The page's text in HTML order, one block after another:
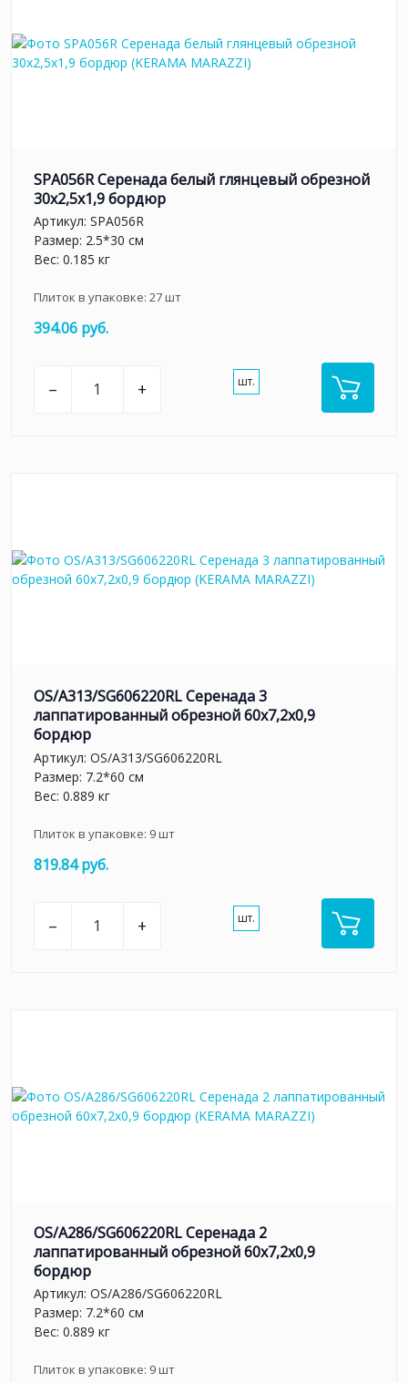
SPA056R Серенада белый глянцевый обрезной
30x2,5x1,9 бордюр
Артикул: SPA056R
Размер: 2.5*30 см
Вес: 0.185 кг
Плиток в упаковке: 27шт
394.06 руб.
– + шт.
OS/A313/SG606220RL Серенада 3
лаппатированный обрезной 60x7,2x0,9
бордюр
Артикул: OS/A313/SG606220RL
Размер: 7.2*60 см
Вес: 0.889 кг
Плиток в упаковке: 9шт
819.84 руб.
– + шт.
OS/A286/SG606220RL Серенада 2
лаппатированный обрезной 60x7,2x0,9
бордюр
Артикул: OS/A286/SG606220RL
Размер: 7.2*60 см
Вес: 0.889 кг
Плиток в упаковке: 9шт